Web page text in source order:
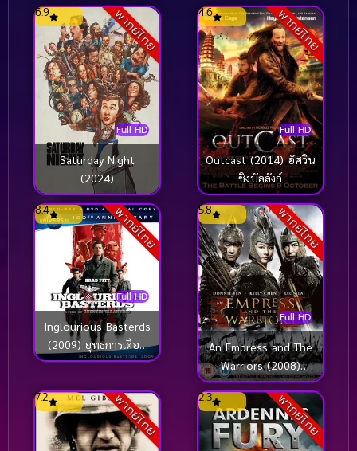
พากย์ไทย
Full HD
6.9
Saturday Night
(2024)
พากย์ไทย
Full HD
4.6
Outcast (2014) อัศวิน
ชิงบัลลังก์
พากย์ไทย
Full HD
8.4
Inglourious Basterds
(2009) ยุทธการเดือด
เชือดนาซี
พากย์ไทย
Full HD
5.8
An Empress and The
Warriors (2008)
จอมใจบัลลังก์เลือด
พากย์ไทย
7.2 พากย์ไทย
2.3